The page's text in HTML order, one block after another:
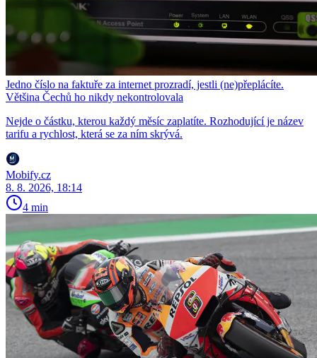
Jedno číslo na faktuře za internet prozradí, jestli (ne)přeplácíte.
Většina Čechů ho nikdy nekontrolovala
Nejde o částku, kterou každý měsíc zaplatíte. Rozhodující je název
tarifu a rychlost, která se za ním skrývá.
Mobify.cz
8. 8. 2026, 18:14
4 min